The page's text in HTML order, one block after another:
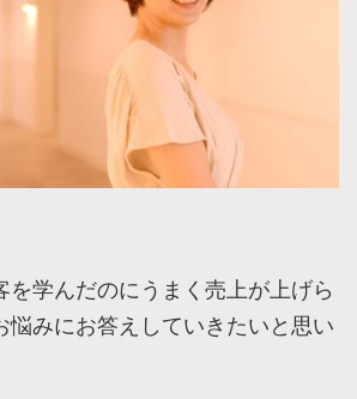
を学んだのにうまく売上が上げら
悩みにお答えしていきたいと思い